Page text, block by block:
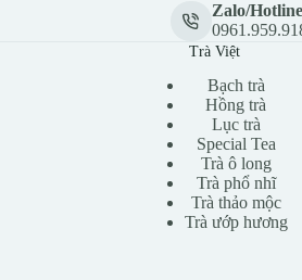
Zalo/Hotline
Trà Việt
Bạch trà
Hồng trà
Lục trà
Special Tea
Trà ô long
Trà phổ nhĩ
Trà thảo mộc
Trà ướp hương